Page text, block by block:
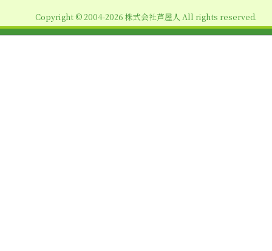
ン
Copyright © 2004-2026 株式会社芦屋人 All rights reserved.